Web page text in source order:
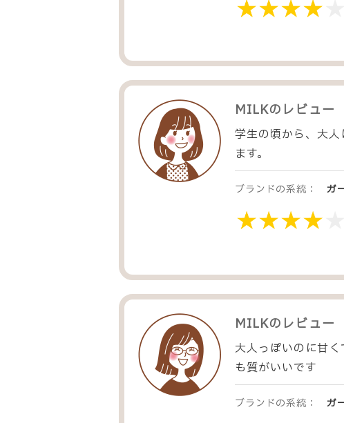
MILKのレビュー
学生の頃から、大
ます。
ブランドの系統： ガ
MILKのレビュー
大人っぽいのに甘
も質がいいです
ブランドの系統： ガ